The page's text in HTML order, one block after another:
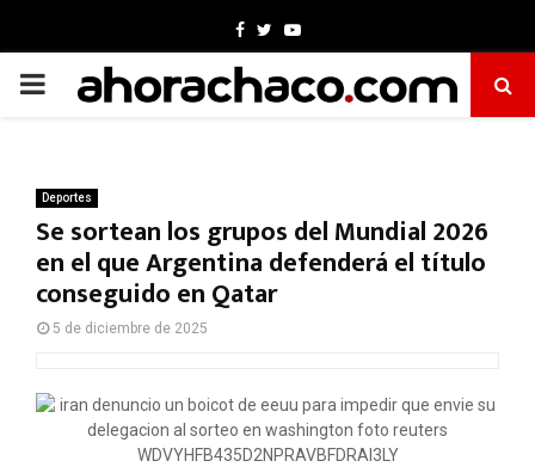
Facebook
TwitterYoutube
PRIMARY
Deportes
Se sortean los grupos del Mundial 2026
en el que Argentina defenderá el título
conseguido en Qatar
5 de diciembre de 2025